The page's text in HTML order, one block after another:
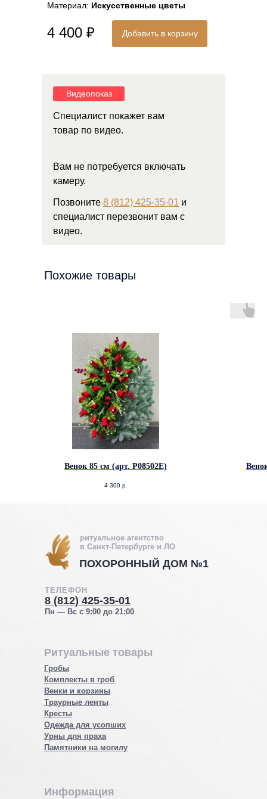
4 400 ₽ Добавить в корзину
Материал: Искусственные цветы
Видеопоказ
Специалист покажет вам
товар по видео.
Вам не потребуется включать
камеру.
Позвоните 8 (812) 425-35-01 и
специалист перезвонит вам с
видео.
Похожие товары
Венок 85 см (арт. Р08502Е)
4 300 р.
Ритуальные товары
Гробы
Комплекты в гроб
Венки и корзины
Траурные ленты
Кресты
Одежда для усопших
Урны для праха
Памятники на могилу
Информация
ПОХОРОННЫЙ ДОМ №1
ТЕЛЕФОН
8 (812) 425-35-01
Пн — Вс с 9:00 до 21:00
ритуальное агентство
в Санкт-Петербурге и ЛО